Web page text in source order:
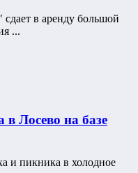
в аренду большой
...
Лосево на базе
и пикника в холодное